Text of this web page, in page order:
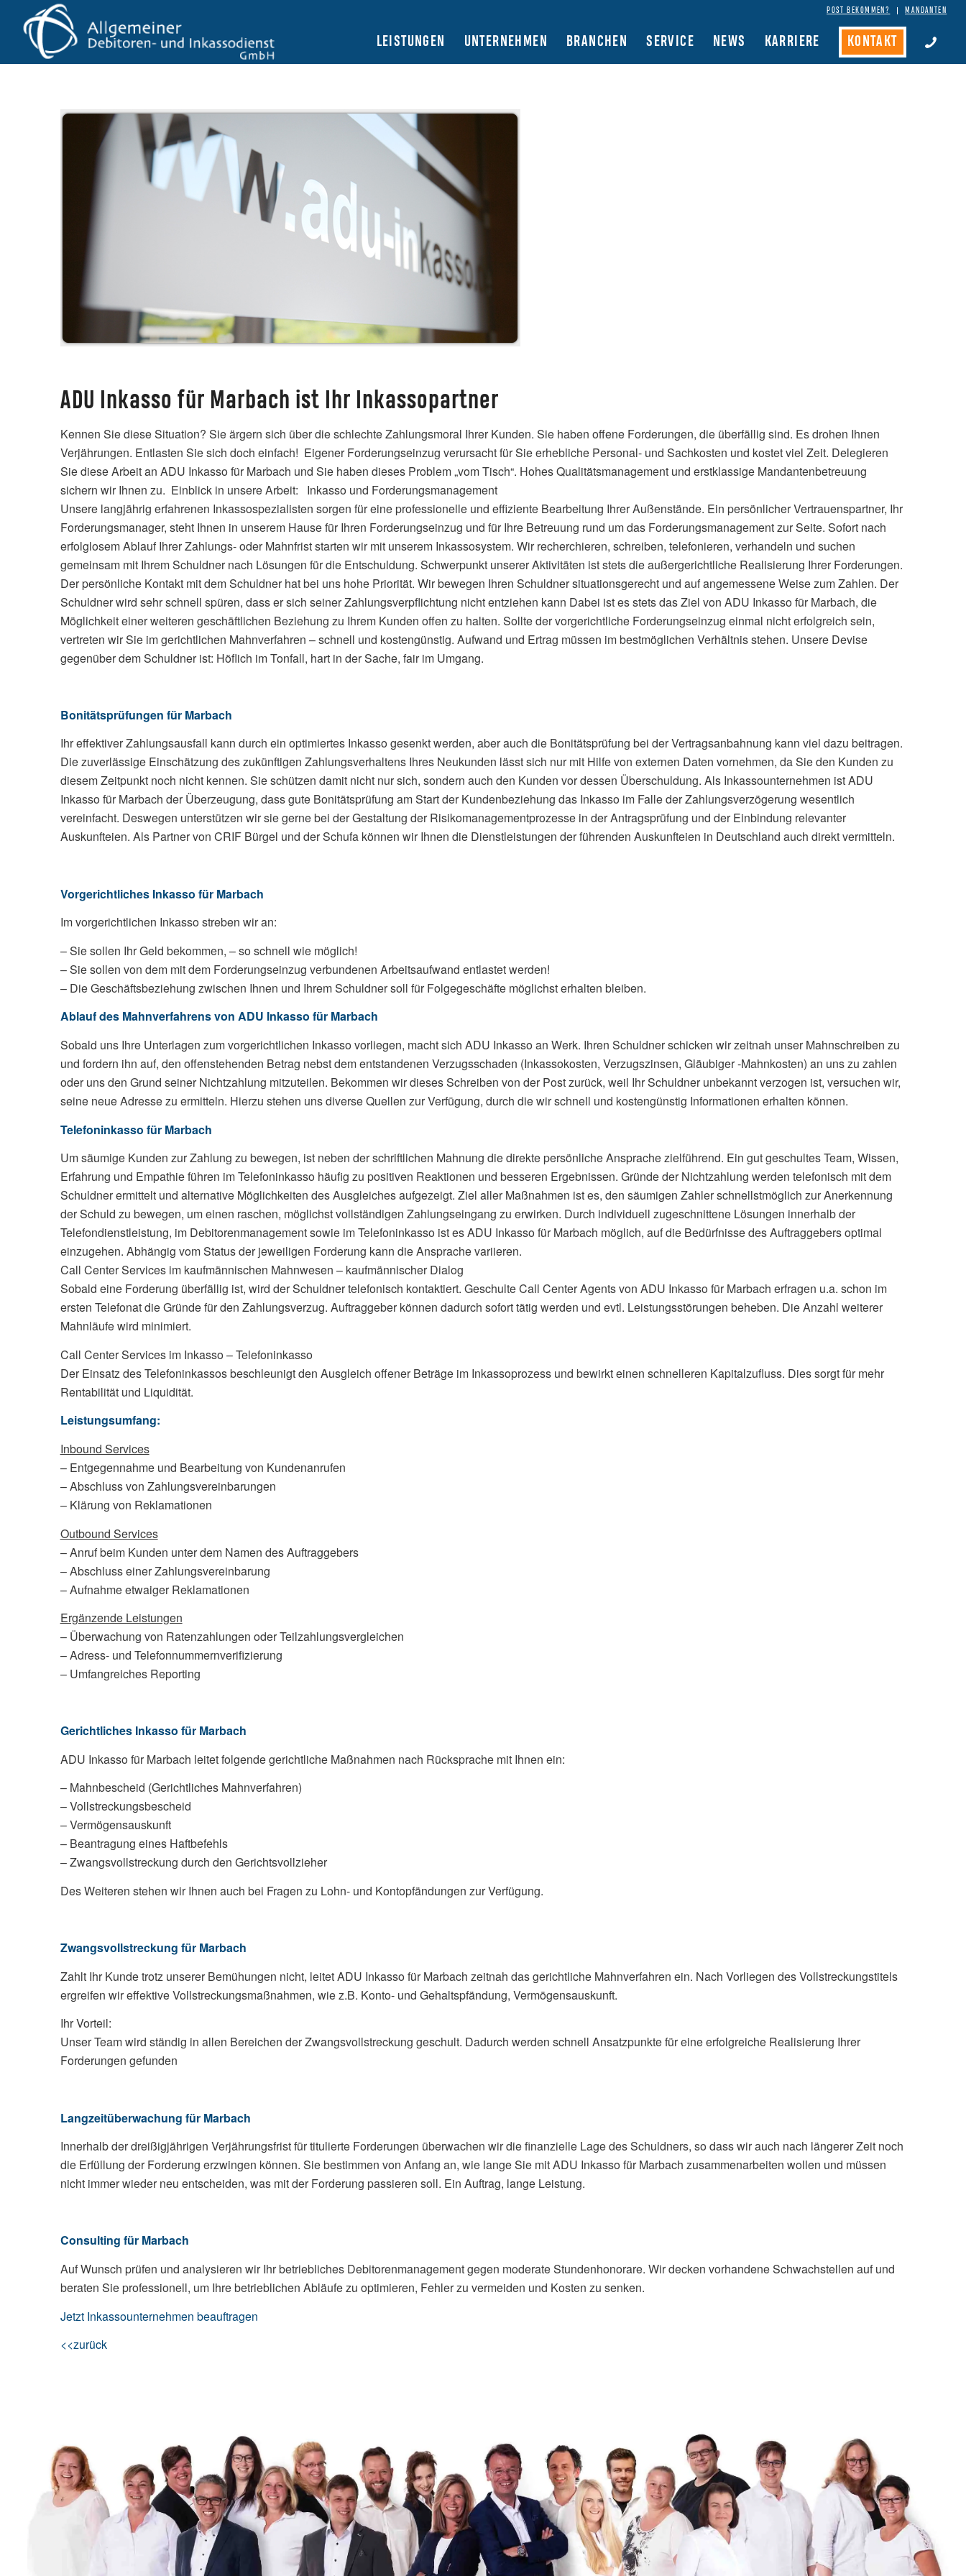
POST BEKOMMEN? MANDANTEN
LEISTUNGEN UNTERNEHMEN BRANCHEN SERVICE NEWS KARRIERE KONTAKT
ADU Inkasso für Marbach ist Ihr Inkassopartner
Kennen Sie diese Situation? Sie ärgern sich über die schlechte Zahlungsmoral Ihrer Kunden. Sie haben offene Forderungen, die überfällig sind. Es drohen Ihnen
Verjährungen. Entlasten Sie sich doch einfach! Eigener Forderungseinzug verursacht für Sie erhebliche Personal- und Sachkosten und kostet viel Zeit. Delegieren
Sie diese Arbeit an ADU Inkasso für Marbach und Sie haben dieses Problem „vom Tisch“. Hohes Qualitätsmanagement und erstklassige Mandantenbetreuung
sichern wir Ihnen zu. Einblick in unsere Arbeit: Inkasso und Forderungsmanagement
Unsere langjährig erfahrenen Inkassospezialisten sorgen für eine professionelle und effiziente Bearbeitung Ihrer Außenstände. Ein persönlicher Vertrauenspartner, Ihr
Forderungsmanager, steht Ihnen in unserem Hause für Ihren Forderungseinzug und für Ihre Betreuung rund um das Forderungsmanagement zur Seite. Sofort nach
erfolglosem Ablauf Ihrer Zahlungs- oder Mahnfrist starten wir mit unserem Inkassosystem. Wir recherchieren, schreiben, telefonieren, verhandeln und suchen
gemeinsam mit Ihrem Schuldner nach Lösungen für die Entschuldung. Schwerpunkt unserer Aktivitäten ist stets die außergerichtliche Realisierung Ihrer Forderungen.
Der persönliche Kontakt mit dem Schuldner hat bei uns hohe Priorität. Wir bewegen Ihren Schuldner situationsgerecht und auf angemessene Weise zum Zahlen. Der
Schuldner wird sehr schnell spüren, dass er sich seiner Zahlungsverpflichtung nicht entziehen kann Dabei ist es stets das Ziel von ADU Inkasso für Marbach, die
Möglichkeit einer weiteren geschäftlichen Beziehung zu Ihrem Kunden offen zu halten. Sollte der vorgerichtliche Forderungseinzug einmal nicht erfolgreich sein,
vertreten wir Sie im gerichtlichen Mahnverfahren – schnell und kostengünstig. Aufwand und Ertrag müssen im bestmöglichen Verhältnis stehen. Unsere Devise
gegenüber dem Schuldner ist: Höflich im Tonfall, hart in der Sache, fair im Umgang.
Bonitätsprüfungen für Marbach
Ihr effektiver Zahlungsausfall kann durch ein optimiertes Inkasso gesenkt werden, aber auch die Bonitätsprüfung bei der Vertragsanbahnung kann viel dazu beitragen.
Die zuverlässige Einschätzung des zukünftigen Zahlungsverhaltens Ihres Neukunden lässt sich nur mit Hilfe von externen Daten vornehmen, da Sie den Kunden zu
diesem Zeitpunkt noch nicht kennen. Sie schützen damit nicht nur sich, sondern auch den Kunden vor dessen Überschuldung. Als Inkassounternehmen ist ADU
Inkasso für Marbach der Überzeugung, dass gute Bonitätsprüfung am Start der Kundenbeziehung das Inkasso im Falle der Zahlungsverzögerung wesentlich
vereinfacht. Deswegen unterstützen wir sie gerne bei der Gestaltung der Risikomanagementprozesse in der Antragsprüfung und der Einbindung relevanter
Auskunfteien. Als Partner von CRIF Bürgel und der Schufa können wir Ihnen die Dienstleistungen der führenden Auskunfteien in Deutschland auch direkt vermitteln.
Vorgerichtliches Inkasso für Marbach
Im vorgerichtlichen Inkasso streben wir an:
– Sie sollen Ihr Geld bekommen, – so schnell wie möglich!
– Sie sollen von dem mit dem Forderungseinzug verbundenen Arbeitsaufwand entlastet werden!
– Die Geschäftsbeziehung zwischen Ihnen und Ihrem Schuldner soll für Folgegeschäfte möglichst erhalten bleiben.
Ablauf des Mahnverfahrens von ADU Inkasso für Marbach
Sobald uns Ihre Unterlagen zum vorgerichtlichen Inkasso vorliegen, macht sich ADU Inkasso an Werk. Ihren Schuldner schicken wir zeitnah unser Mahnschreiben zu
und fordern ihn auf, den offenstehenden Betrag nebst dem entstandenen Verzugsschaden (Inkassokosten, Verzugszinsen, Gläubiger -Mahnkosten) an uns zu zahlen
oder uns den Grund seiner Nichtzahlung mitzuteilen. Bekommen wir dieses Schreiben von der Post zurück, weil Ihr Schuldner unbekannt verzogen ist, versuchen wir,
seine neue Adresse zu ermitteln. Hierzu stehen uns diverse Quellen zur Verfügung, durch die wir schnell und kostengünstig Informationen erhalten können.
Telefoninkasso für Marbach
Um säumige Kunden zur Zahlung zu bewegen, ist neben der schriftlichen Mahnung die direkte persönliche Ansprache zielführend. Ein gut geschultes Team, Wissen,
Erfahrung und Empathie führen im Telefoninkasso häufig zu positiven Reaktionen und besseren Ergebnissen. Gründe der Nichtzahlung werden telefonisch mit dem
Schuldner ermittelt und alternative Möglichkeiten des Ausgleiches aufgezeigt. Ziel aller Maßnahmen ist es, den säumigen Zahler schnellstmöglich zur Anerkennung
der Schuld zu bewegen, um einen raschen, möglichst vollständigen Zahlungseingang zu erwirken. Durch individuell zugeschnittene Lösungen innerhalb der
Telefondienstleistung, im Debitorenmanagement sowie im Telefoninkasso ist es ADU Inkasso für Marbach möglich, auf die Bedürfnisse des Auftraggebers optimal
einzugehen. Abhängig vom Status der jeweiligen Forderung kann die Ansprache variieren.
Call Center Services im kaufmännischen Mahnwesen – kaufmännischer Dialog
Sobald eine Forderung überfällig ist, wird der Schuldner telefonisch kontaktiert. Geschulte Call Center Agents von ADU Inkasso für Marbach erfragen u.a. schon im
ersten Telefonat die Gründe für den Zahlungsverzug. Auftraggeber können dadurch sofort tätig werden und evtl. Leistungsstörungen beheben. Die Anzahl weiterer
Mahnläufe wird minimiert.
Call Center Services im Inkasso – Telefoninkasso
Der Einsatz des Telefoninkassos beschleunigt den Ausgleich offener Beträge im Inkassoprozess und bewirkt einen schnelleren Kapitalzufluss. Dies sorgt für mehr
Rentabilität und Liquidität.
Leistungsumfang:
Inbound Services
– Entgegennahme und Bearbeitung von Kundenanrufen
– Abschluss von Zahlungsvereinbarungen
– Klärung von Reklamationen
Outbound Services
– Anruf beim Kunden unter dem Namen des Auftraggebers
– Abschluss einer Zahlungsvereinbarung
– Aufnahme etwaiger Reklamationen
Ergänzende Leistungen
– Überwachung von Ratenzahlungen oder Teilzahlungsvergleichen
– Adress- und Telefonnummernverifizierung
– Umfangreiches Reporting
Gerichtliches Inkasso für Marbach
ADU Inkasso für Marbach leitet folgende gerichtliche Maßnahmen nach Rücksprache mit Ihnen ein:
– Mahnbescheid (Gerichtliches Mahnverfahren)
– Vollstreckungsbescheid
– Vermögensauskunft
– Beantragung eines Haftbefehls
– Zwangsvollstreckung durch den Gerichtsvollzieher
Des Weiteren stehen wir Ihnen auch bei Fragen zu Lohn- und Kontopfändungen zur Verfügung.
Zwangsvollstreckung für Marbach
Zahlt Ihr Kunde trotz unserer Bemühungen nicht, leitet ADU Inkasso für Marbach zeitnah das gerichtliche Mahnverfahren ein. Nach Vorliegen des Vollstreckungstitels
ergreifen wir effektive Vollstreckungsmaßnahmen, wie z.B. Konto- und Gehaltspfändung, Vermögensauskunft.
Ihr Vorteil:
Unser Team wird ständig in allen Bereichen der Zwangsvollstreckung geschult. Dadurch werden schnell Ansatzpunkte für eine erfolgreiche Realisierung Ihrer
Forderungen gefunden
Langzeitüberwachung für Marbach
Innerhalb der dreißigjährigen Verjährungsfrist für titulierte Forderungen überwachen wir die finanzielle Lage des Schuldners, so dass wir auch nach längerer Zeit noch
die Erfüllung der Forderung erzwingen können. Sie bestimmen von Anfang an, wie lange Sie mit ADU Inkasso für Marbach zusammenarbeiten wollen und müssen
nicht immer wieder neu entscheiden, was mit der Forderung passieren soll. Ein Auftrag, lange Leistung.
Consulting für Marbach
Auf Wunsch prüfen und analysieren wir Ihr betriebliches Debitorenmanagement gegen moderate Stundenhonorare. Wir decken vorhandene Schwachstellen auf und
beraten Sie professionell, um Ihre betrieblichen Abläufe zu optimieren, Fehler zu vermeiden und Kosten zu senken.
Jetzt Inkassounternehmen beauftragen
<<zurück